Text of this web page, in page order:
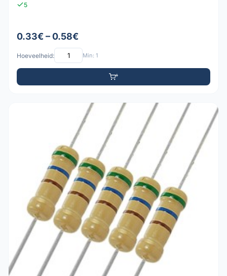
5
0.33€ – 0.58€
Hoeveelheid: Min: 1